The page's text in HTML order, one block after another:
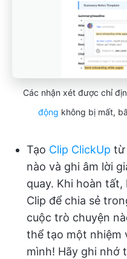
Các nhận xét được chỉ
động không bị mất,
Tạo Clip ClickUp từ
nào và ghi âm lời
quay. Khi hoàn tất,
Clip để chia sẻ
cuộc trò chuyện
thể tạo một nhiệm
mình! Hãy ghi nhớ